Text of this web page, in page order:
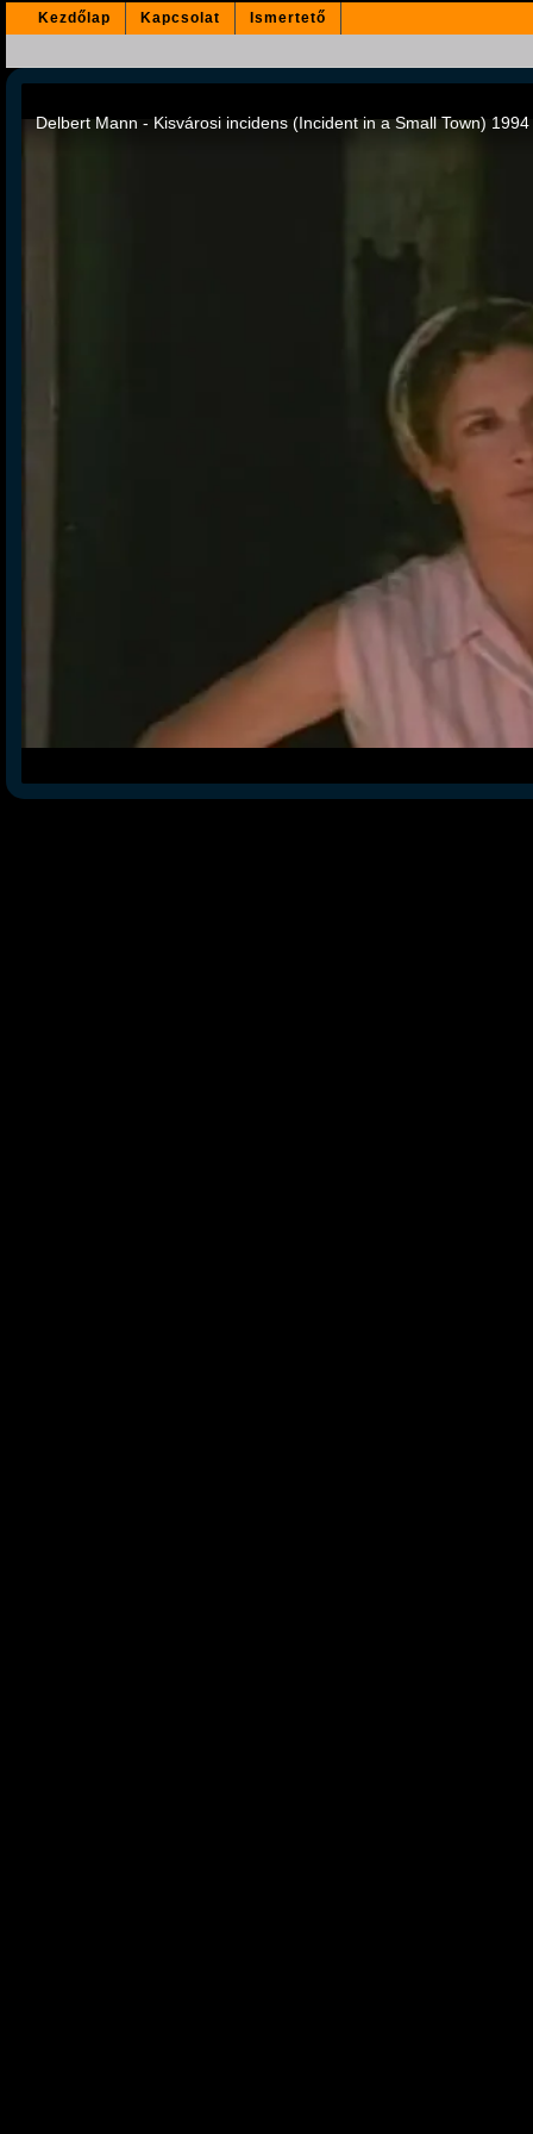
Kezdőlap Kapcsolat Ismertető